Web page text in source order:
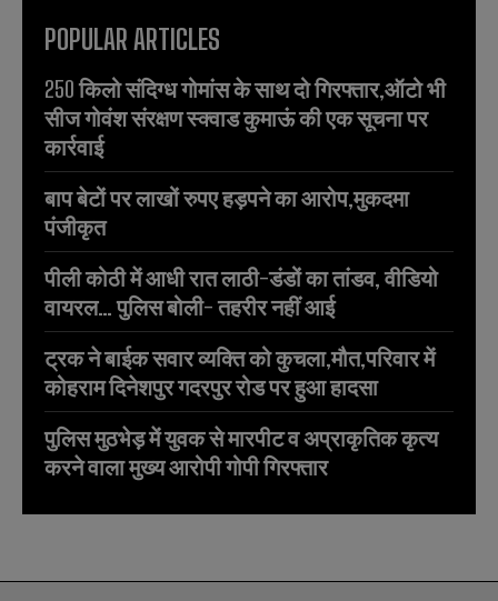
POPULAR ARTICLES
250 किलो संदिग्ध गोमांस के साथ दो गिरफ्तार,ऑटो भी
सीज गोवंश संरक्षण स्क्वाड कुमाऊं की एक सूचना पर
कार्रवाई
बाप बेटों पर लाखों रुपए हड़पने का आरोप,मुकदमा
पंजीकृत
पीली कोठी में आधी रात लाठी-डंडों का तांडव, वीडियो
वायरल… पुलिस बोली- तहरीर नहीं आई
ट्रक ने बाईक सवार व्यक्ति को कुचला,मौत,परिवार में
कोहराम दिनेशपुर गदरपुर रोड पर हुआ हादसा
पुलिस मुठभेड़ में युवक से मारपीट व अप्राकृतिक कृत्य
करने वाला मुख्य आरोपी गोपी गिरफ्तार